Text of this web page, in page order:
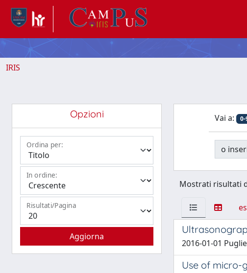
IRIS
Opzioni
Ordina per:
In ordine:
Risultati/Pagina
Vai a: 0-
o
Mostrati risultati
2016-01-01
Use of micro-